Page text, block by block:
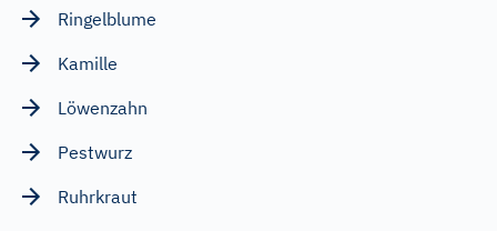
Ringelblume
Kamille
Löwenzahn
Pestwurz
Ruhrkraut